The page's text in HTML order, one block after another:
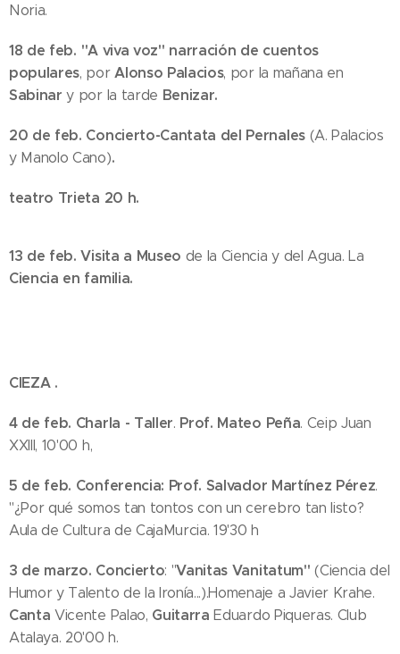
Noria.
18 de feb. "A viva voz" narración de cuentos
populares, porAlonso Palacios, por la mañana en
Sabinar y por la tarde Benizar.
20 de feb. Concierto-Cantata del Pernales(A. Palacios
y Manolo Cano).
teatro Trieta 20 h.
13 de feb. Visita a Museo de la Ciencia y del Agua. La
Ciencia en familia.
CIEZA .
4 de feb. Charla - Taller. Prof. Mateo Peña. Ceip Juan
XXIII, 10'00 h,
5 de feb. Conferencia: Prof. Salvador Martínez Pérez.
"¿Por qué somos tan tontos con un cerebro tan listo?
Aula de Cultura de CajaMurcia. 19'30 h
3 de marzo. Concierto: "Vanitas Vanitatum"(Ciencia del
Humor y Talento de la Ironía...).Homenaje a Javier Krahe.
CantaVicente Palao, GuitarraEduardo Piqueras. Club
Atalaya. 20'00 h.